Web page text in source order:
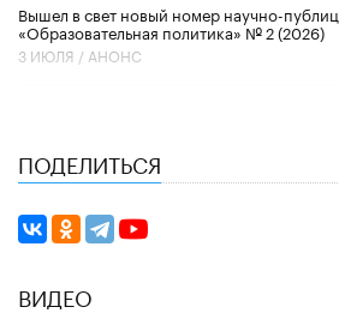
Вышел в свет новый номер научно-
«Образовательная политика» № 2 (2026)
3 ИЮЛЯ / АНОНС
ПОДЕЛИТЬСЯ
ВИДЕО